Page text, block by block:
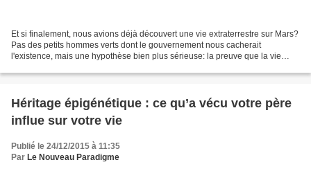
Et si finalement, nous avions déjà découvert une vie extraterrestre sur Mars?
Pas des petits hommes verts dont le gouvernement nous cacherait
l'existence, mais une hypothèse bien plus sérieuse: la preuve que la vie
Héritage épigénétique : ce qu’a vécu votre père
influe sur votre vie
Publié le 24/12/2015 à 11:35
Par Le Nouveau Paradigme